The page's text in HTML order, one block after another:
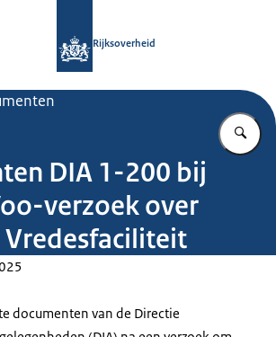
Rijksoverheid
DIA 1-200 bij
verzoek over
Vredesfaciliteit
documenten van de Directie